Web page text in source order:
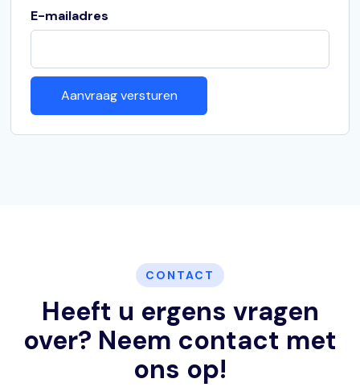
E-mailadres
CONTACT
Heeft u ergens vragen
over? Neem contact met
ons op!